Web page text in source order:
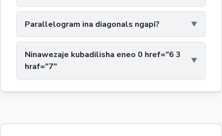
Parallelogram ina diagonals ngapi?
Ninawezaje kubadilisha eneo 0 href="6 3
hraf="7"